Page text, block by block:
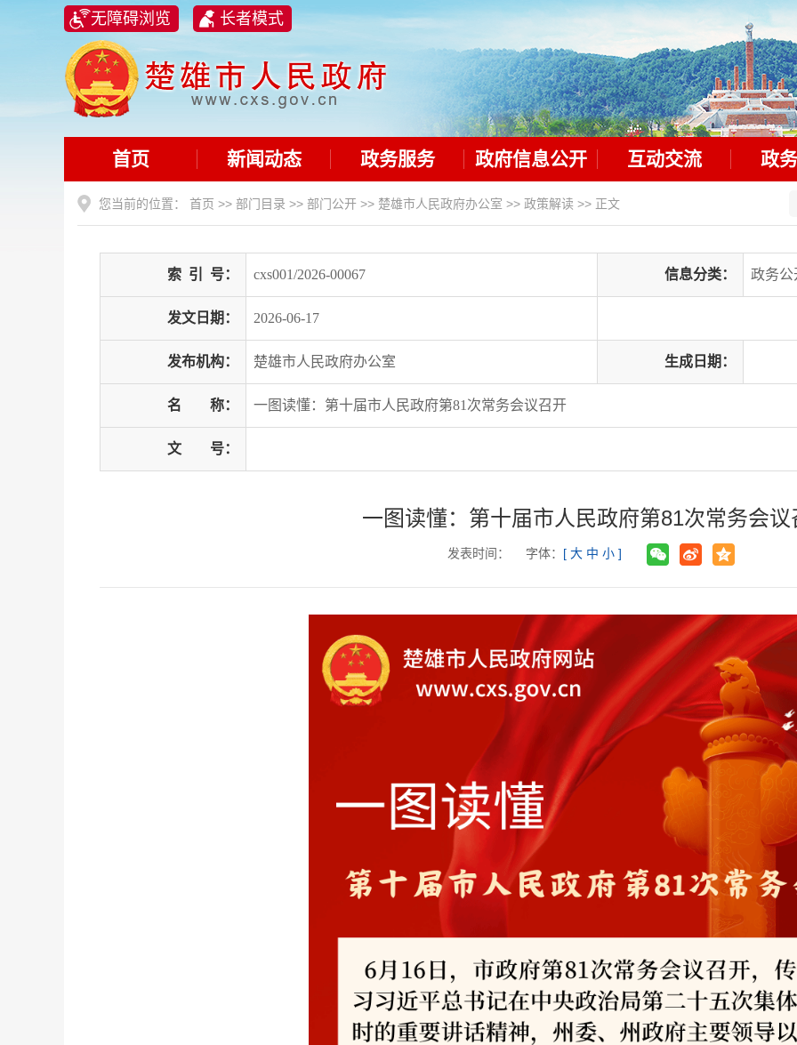
无障碍浏览 长者模式
首页 新闻动态 政务服务 政府信息公开 互动交流 政
您当前的位置： 首页 >> 部门目录 >> 部门公开 >> 楚雄市人民政府办公室 >> 政策解读 >> 正文
索 引 号： cxs001/2026-00067 信息分类： 政务公
发文日期： 2026-06-17
发布机构： 楚雄市人民政府办公室 生成日期：
名 称： 一图读懂：第十届市人民政府第81次常务会议召开
文 号：
一图读懂：第十届市人民政府第81次常务会议
发表时间： 字体： [ 大 中 小]